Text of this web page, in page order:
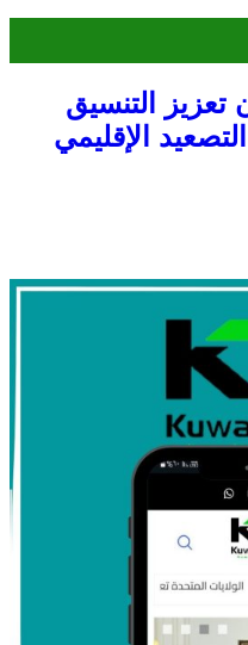
تعزيز التنسيق
الإقليمي